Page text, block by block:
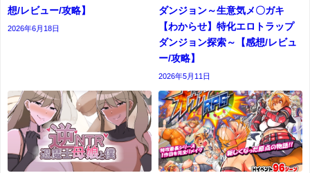
想/レビュー/攻略】
2026年6月18日
ダンジョン～生意気メ〇ガキ
【わからせ】特化エロトラップ
ダンジョン探索～【感想/レビュ
ー/攻略】
2026年5月11日